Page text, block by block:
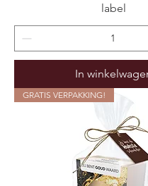
label
In
GRATIS VERPAKKING!